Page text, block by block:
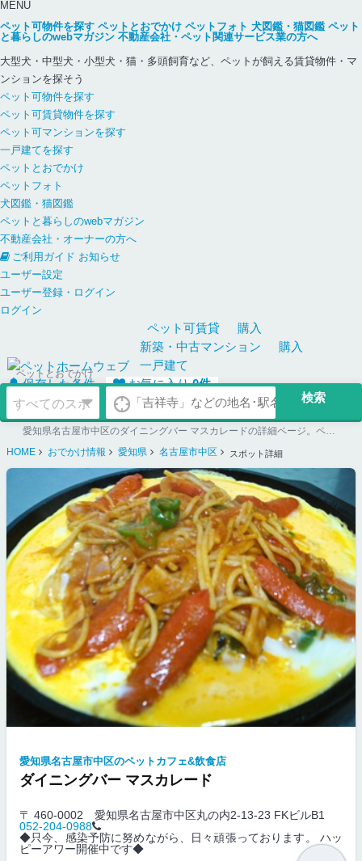
MENU
ペット可物件を探す ペットとおでかけ ペットフォト 犬図鑑・猫図鑑 ペット
と暮らしのwebマガジン 不動産会社・ペット関連サービス業の方へ
大型犬・中型犬・小型犬・猫・多頭飼育など、ペットが飼える賃貸物件・マ
ンションを探そう
ペット可物件を探す
ペット可賃貸物件を探す
ペット可マンションを探す
一戸建てを探す
ペットとおでかけ
ペットフォト
犬図鑑・猫図鑑
ペットと暮らしのwebマガジン
不動産会社・オーナーの方へ
ご利用ガイド お知らせ
ユーザー設定
ユーザー登録・ログイン
ログイン
ペット可賃貸
購入
新築・中古マンション
購入
一戸建て
保存した条件
お気に入り0件
ペットとおでかけ
愛知県名古屋市中区のダイニングバー マスカレードの詳細ページ。ペット同伴可のお店探しならペットホームウェブ。ペット可賃貸のお部屋探し、ペット可マンション購入のご検討時にもご利用ください。
HOME
おでかけ情報 愛知県 名古屋市中区 スポット詳細
愛知県名古屋市中区のペットカフェ&飲食店
ダイニングバー マスカレード
〒 460-0002
愛知県名古屋市中区丸の内2-13-23 FKビルB1
052-204-0988
◆只今、感染予防に努めながら、日々頑張っております。 ハッ
ピーアワー開催中です◆